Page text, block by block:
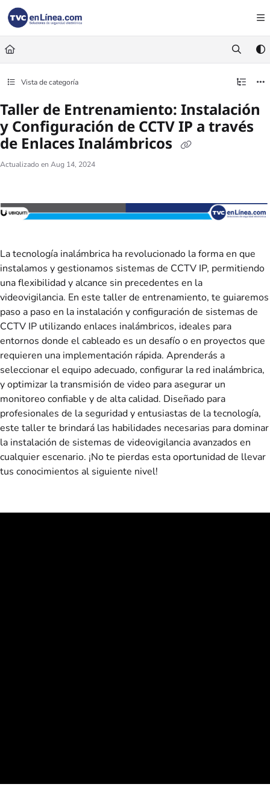
Documentation Index
Fetch the complete documentation index at:
Use this file to discover all available pages before exploring further.
Vista de categoría
Taller de Entrenamiento: Instalación
y Configuración de CCTV IP a través
de Enlaces Inalámbricos
Actualizado en Aug 14, 2024
La tecnología inalámbrica ha revolucionado la forma en que
instalamos y gestionamos sistemas de CCTV IP, permitiendo
una flexibilidad y alcance sin precedentes en la
videovigilancia. En este taller de entrenamiento, te guiaremos
paso a paso en la instalación y configuración de sistemas de
CCTV IP utilizando enlaces inalámbricos, ideales para
entornos donde el cableado es un desafío o en proyectos que
requieren una implementación rápida. Aprenderás a
seleccionar el equipo adecuado, configurar la red inalámbrica,
y optimizar la transmisión de video para asegurar un
monitoreo confiable y de alta calidad. Diseñado para
profesionales de la seguridad y entusiastas de la tecnología,
este taller te brindará las habilidades necesarias para dominar
la instalación de sistemas de videovigilancia avanzados en
cualquier escenario. ¡No te pierdas esta oportunidad de llevar
tus conocimientos al siguiente nivel!